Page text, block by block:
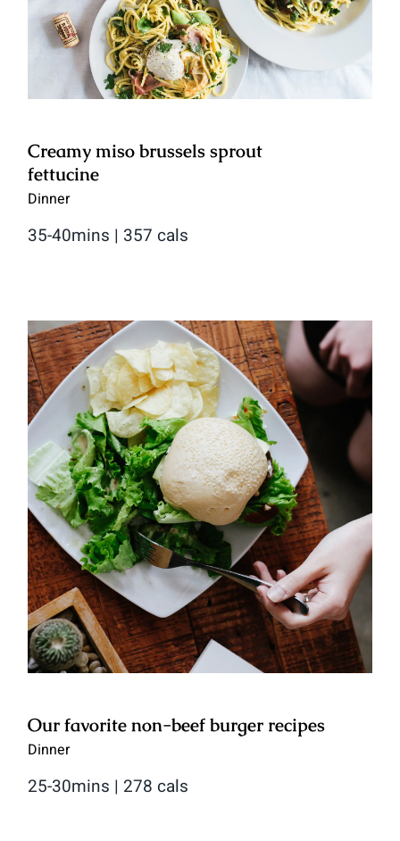
Creamy miso brussels sprout
fettucine
Dinner
35-40mins | 357 cals
Our favorite non-beef burger
recipes
Our favorite non-beef burger recipes
Dinner
25-30mins | 278 cals